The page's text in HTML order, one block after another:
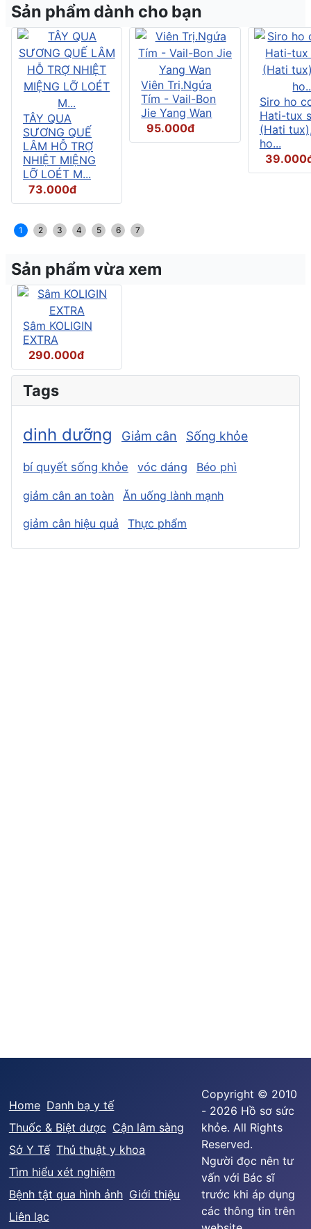
Sản phẩm dành cho bạn
TÂY QUA
SƯƠNG QUẾ
LÂM HỖ TRỢ
NHIỆT MIỆNG
LỠ LOÉT M...
73.000đ
Viên Trị.Ngứa
Tím - Vail-Bon
Jie Yang Wan
95.000đ
Siro ho
Hati-tux
(Hati
ho...
1 2 3 4 5 6 7
Sản phẩm vừa xem
Sâm KOLIGIN
EXTRA
290.000đ
Tags
dinh dưỡng Giảm cân Sống khỏe
bí quyết sống khỏe vóc dáng Béo phì
giảm cân an toàn
Ăn uống lành mạnh
giảm cân hiệu quả
Thực phẩm
Home Danh bạ y tế
Thuốc & Biệt dược Cận lâm sàng
Sở Y Tế Thủ thuật y khoa
Tìm hiểu xét nghiệm
Bệnh tật qua hình ảnh Giới thiệu
Liên lạc
Copyright © 2010
- 2026 Hồ sơ sức
khỏe. All Rights
Reserved.
Người đọc nên tư
vấn với Bác sĩ
trước khi áp dụng
các thông tin trên